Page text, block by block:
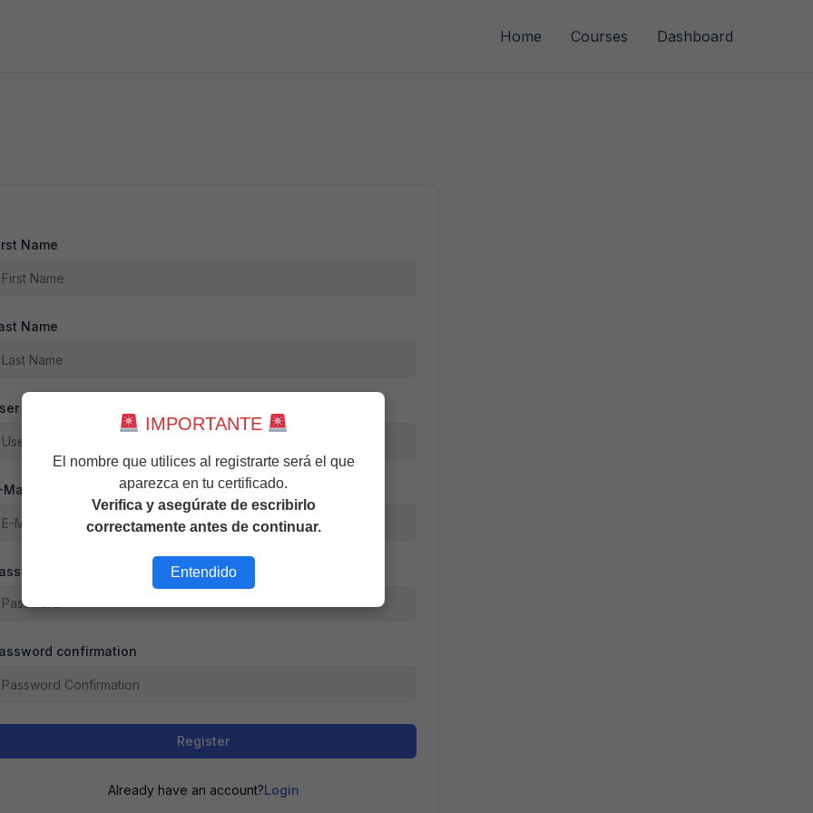
Home Courses Dashboard
Name
Name
Name
confirmation
Register
Already have an account?Login
IMPORTANTE
El nombre que utilices al registrarte será el que
aparezca en tu certificado.
Verifica y asegúrate de escribirlo
correctamente antes de continuar.
Entendido